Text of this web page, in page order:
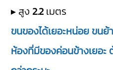
▸ สูง 2.2 เมตร
ขนของได้เยอะหน่อย ขนย้
ห้องที่มีของค่อนข้างเยอะ